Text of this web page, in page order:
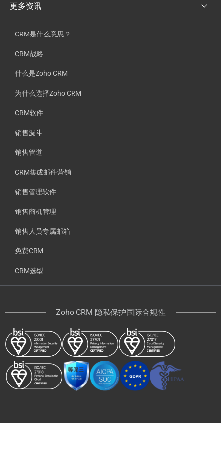
更多资讯
CRM是什么意思？
CRM战略
什么是Zoho CRM
为什么选择Zoho CRM
CRM软件
销售漏斗
销售管道
CRM集成邮件营销
销售管理软件
销售商机管理
销售人员专属邮箱
免费CRM
CRM选型
Zoho CRM 隐私保护国际合规性